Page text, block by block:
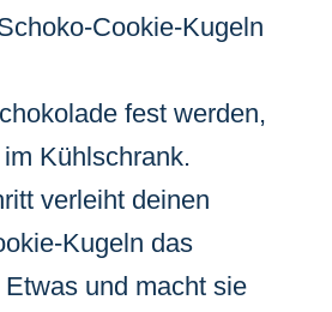
Cookie-Kugeln
fest werden,
Kühlschrank.
verleiht deinen
Kugeln das
und macht sie